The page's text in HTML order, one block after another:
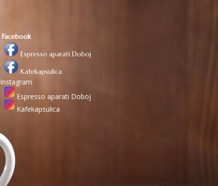
Facebook
Espresso aparati Doboj
Kafekapsulica
Instagram
Espresso aparati Doboj
Kafekapsulica